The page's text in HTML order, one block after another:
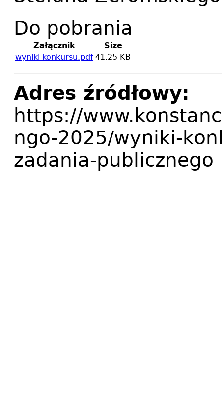
Do pobrania
Załącznik
Size
wyniki konkursu.pdf 41.25 KB
Adres źródłowy:
https://
ngo-2025/wyniki-
zadania-publicznego